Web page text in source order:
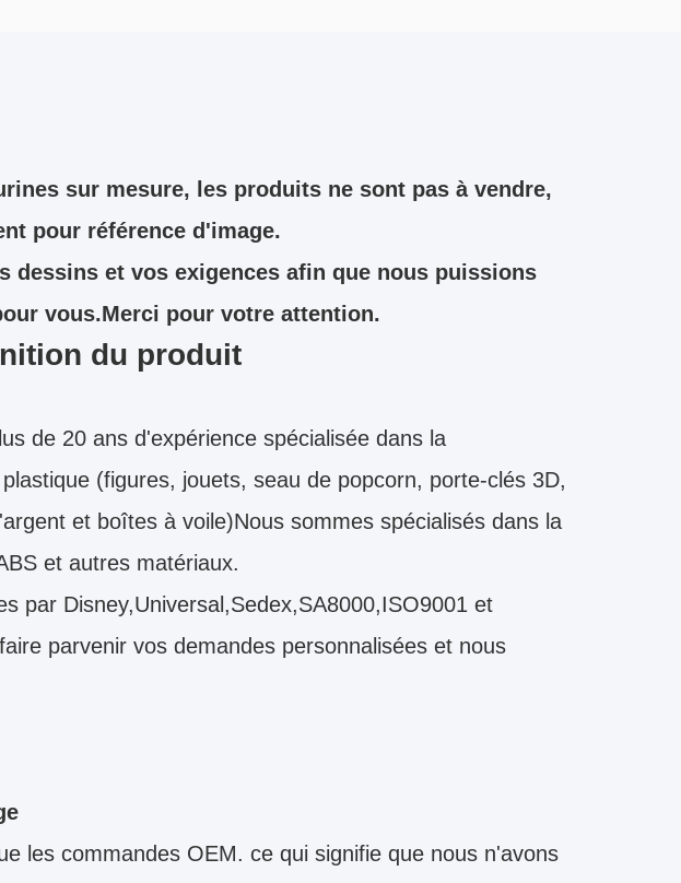
sur mesure, les produits ne sont pas à vendre,
pour référence d'image.
dessins et vos exigences afin que nous puissions
vous.Merci pour votre attention.
du produit
de 20 ans d'expérience spécialisée dans la
(figures, jouets, seau de popcorn, porte-clés 3D,
et boîtes à voile)Nous sommes spécialisés dans la
et autres matériaux.
par Disney,Universal,Sedex,SA8000,ISO9001 et
parvenir vos demandes personnalisées et nous
les commandes OEM. ce qui signifie que nous n'avons